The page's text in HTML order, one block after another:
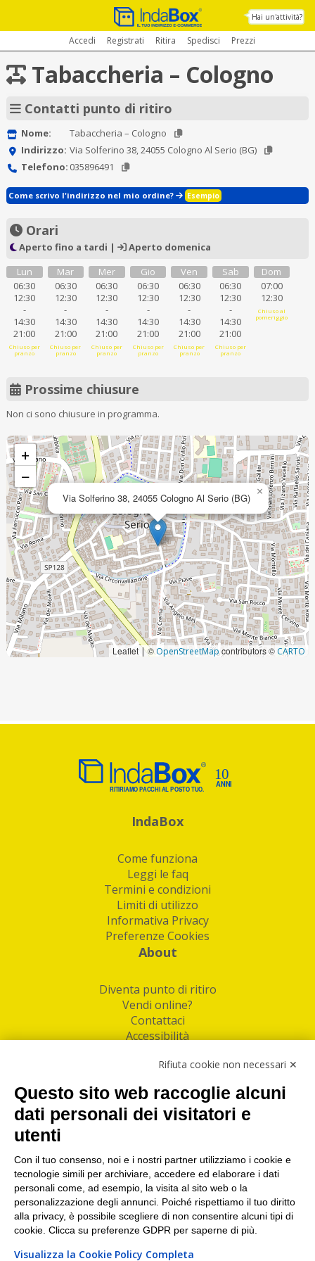
Hai un'attività?
Accedi Registrati Ritira Spedisci Prezzi
Tabaccheria – Cologno
Contatti punto di ritiro
Nome:
Tabaccheria – Cologno
Indirizzo: Via Solferino 38, 24055 Cologno Al Serio (BG)
Telefono: 035896491
Come scrivo l'indirizzo nel mio ordine? Esempio
Orari
Aperto fino a tardi |
Aperto domenica
Lun
06:30
12:30
-
14:30
21:00
Chiuso per
pranzo
Mar
06:30
12:30
-
14:30
21:00
Chiuso per
pranzo
Mer
06:30
12:30
-
14:30
21:00
Chiuso per
pranzo
Gio
06:30
12:30
-
14:30
21:00
Chiuso per
pranzo
Ven
06:30
12:30
-
14:30
21:00
Chiuso per
pranzo
Sab
06:30
12:30
-
14:30
21:00
Chiuso per
pranzo
Dom
07:00
12:30
Chiuso al
pomeriggio
Prossime chiusure
Non ci sono chiusure in programma.
Via Solferino 38, 24055 Cologno Al Serio (BG) ×
+
−
Leaflet |©OpenStreetMapcontributors © CARTO
IndaBox
Come funziona
Leggi le faq
Termini e condizioni
Limiti di utilizzo
Informativa Privacy
Preferenze Cookies
About
Diventa punto di ritiro
Vendi online?
Contattaci
Accessibilità
Facebook
Linkedin
I nostri punti di ritiro e spedizione pacchi nelle
maggiori città italiane
Torino|Milano|Roma|Bologna|Firenze| Genova
Napoli|Varese
Rifiuta cookie non necessari ✕
Questo sito web raccoglie alcuni
dati personali dei visitatori e
utenti
Con il tuo consenso, noi e i nostri partner utilizziamo i cookie e
tecnologie simili per archiviare, accedere ed elaborare i dati
personali come, ad esempio, la visita al sito web o la
personalizzazione degli annunci. Poiché rispettiamo il tuo diritto
alla privacy, è possibile scegliere di non consentire alcuni tipi di
cookie. Clicca su preferenze GDPR per saperne di più.
Visualizza la Cookie Policy Completa